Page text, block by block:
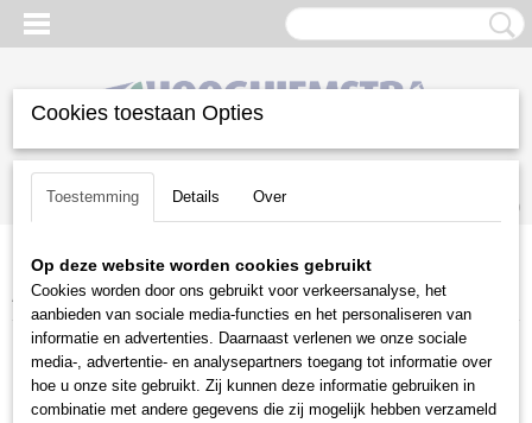
Inloggen Registreren
(0)
Home >Gazononderhoud>Husqvarna accu programma
Accessoires>Husqvarna stuur voor bladblazers
Cookies toestaan Opties
Toestemming Details Over
Op deze website worden cookies gebruikt
Cookies worden door ons gebruikt voor verkeersanalyse, het
aanbieden van sociale media-functies en het personaliseren van
informatie en advertenties. Daarnaast verlenen we onze sociale
media-, advertentie- en analysepartners toegang tot informatie over
hoe u onze site gebruikt. Zij kunnen deze informatie gebruiken in
combinatie met andere gegevens die zij mogelijk hebben verzameld